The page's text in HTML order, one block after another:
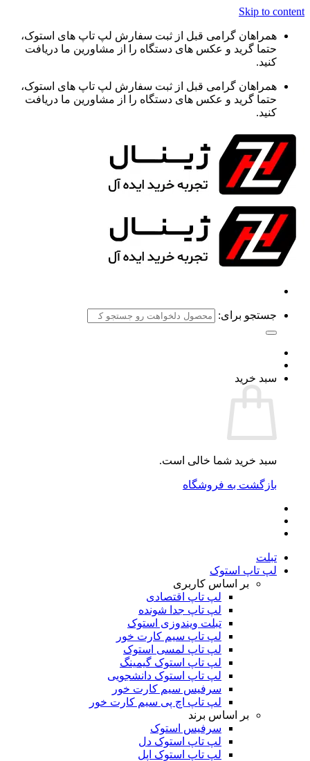
Skip to content
همراهان گرامی قبل از ثبت سفارش لپ تاپ های استوک،
حتما گرید و عکس های دستگاه را از مشاورین ما دریافت
کنید.
همراهان گرامی قبل از ثبت سفارش لپ تاپ های استوک،
حتما گرید و عکس های دستگاه را از مشاورین ما دریافت
کنید.
جستجو برای:
سبد خرید
سبد خرید شما خالی است.
بازگشت به فروشگاه
تبلت
لپ تاپ استوک
بر اساس کاربری
لپ تاپ اقتصادی
لپ تاپ جدا شونده
تبلت ویندوزی استوک
لپ تاپ سیم کارت خور
لپ تاپ لمسی استوک
لپ تاپ استوک گیمینگ
لپ تاپ استوک دانشجویی
سرفیس سیم کارت خور
لپ تاپ اچ پی سیم کارت خور
بر اساس برند
سرفیس استوک
لپ تاپ استوک دل
لپ تاپ استوک اپل